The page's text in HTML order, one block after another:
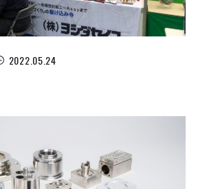
2022.05.24